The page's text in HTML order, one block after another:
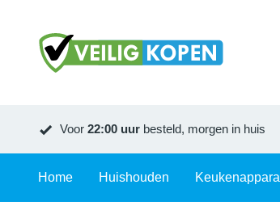
Voor 22:00 uur besteld, morgen in huis
Home Huishouden